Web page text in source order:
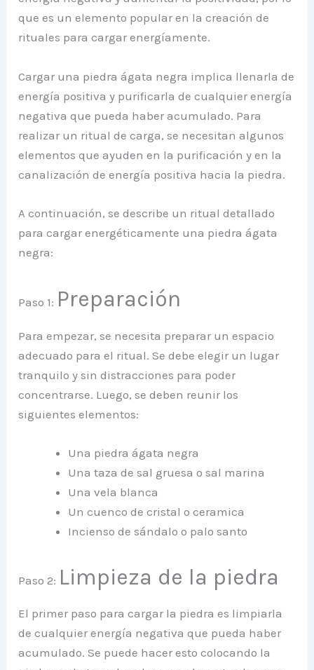
que es un elemento popular en la creación de
rituales para cargar energíamente.
Cargar una piedra ágata negra implica llenarla de
energía positiva y purificarla de cualquier energía
negativa que pueda haber acumulado. Para
realizar un ritual de carga, se necesitan algunos
elementos que ayuden en la purificación y en la
canalización de energía positiva hacia la piedra.
A continuación, se describe un ritual detallado
para cargar energéticamente una piedra ágata
negra:
Paso 1: Preparación
Para empezar, se necesita preparar un espacio
adecuado para el ritual. Se debe elegir un lugar
tranquilo y sin distracciones para poder
concentrarse. Luego, se deben reunir los
siguientes elementos:
Una piedra ágata negra
Una taza de sal gruesa o sal marina
Una vela blanca
Un cuenco de cristal o ceramica
Incienso de sándalo o palo santo
Paso 2: Limpieza de la piedra
El primer paso para cargar la piedra es limpiarla
de cualquier energía negativa que pueda haber
acumulado. Se puede hacer esto colocando la